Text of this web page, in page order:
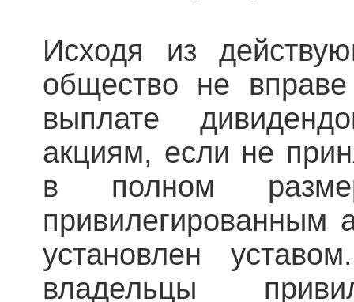
Исходя из
общество не
выплате
акциям, если не
в полном
привилегированным
установлен
владельцы